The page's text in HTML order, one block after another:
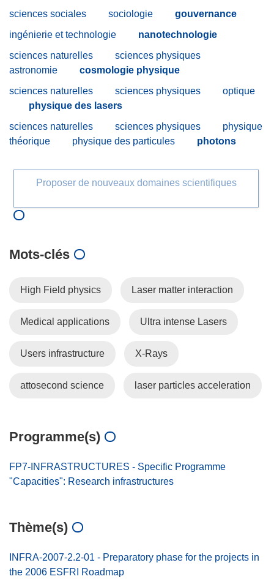
sciences sociales sociologie
gouvernance
ingénierie et technologie
nanotechnologie
sciences naturelles
sciences physiques
astronomie
cosmologie physique
sciences naturelles
sciences physiques
optique
physique des lasers
sciences naturelles
sciences physiques
physique
théorique
physique des particules photons
Proposer de nouveaux domaines scientifiques
Mots‑clés
High Field physics Laser matter interaction
Medical applications Ultra intense Lasers
Users infrastructure X-Rays
attosecond science laser particles acceleration
Programme(s)
FP7-INFRASTRUCTURES - Specific Programme
"Capacities": Research infrastructures
Thème(s)
INFRA-2007-2.2-01 - Preparatory phase for the projects in
the 2006 ESFRI Roadmap